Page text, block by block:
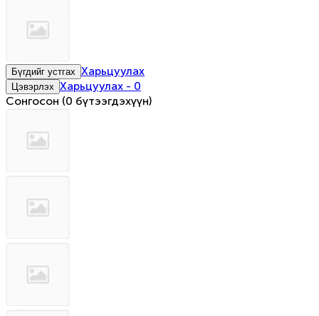
Бүгдийг устгах Харьцуулах
Цэвэрлэх Харьцуулах - 0
Сонгосон (0 бүтээгдэхүүн)